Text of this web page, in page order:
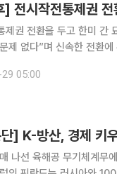
] 전시작전통제권
제권 전환을 두고 한미 간
제 없다”며 신속한 전환
니 피트 헤그세스 국방장관
05:00
] K-방산, 경제 키
나선 육해공 무기체계무